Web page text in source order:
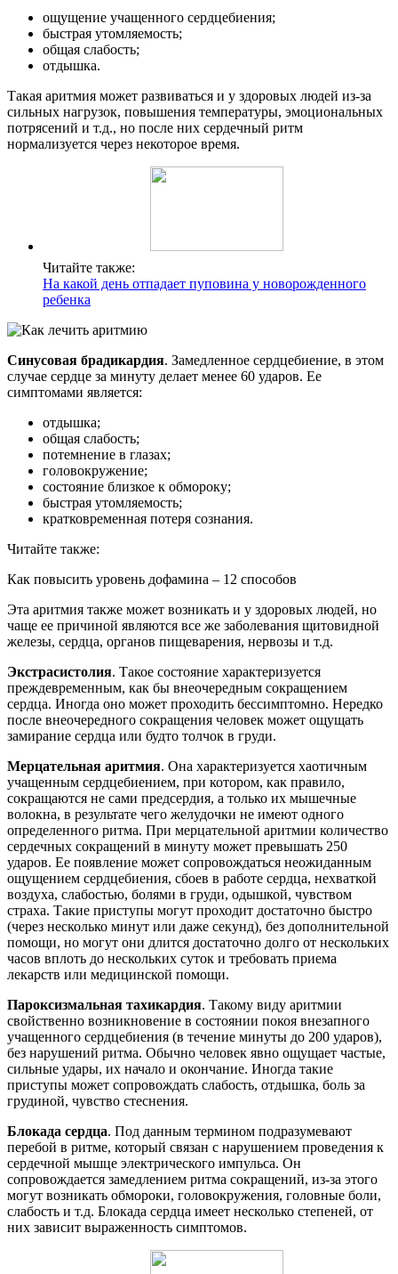
ощущение учащенного сердцебиения;
быстрая утомляемость;
общая слабость;
отдышка.
Такая аритмия может развиваться и у здоровых людей из-за
сильных нагрузок, повышения температуры, эмоциональных
потрясений и т.д., но после них сердечный ритм
нормализуется через некоторое время.
Читайте также:
На какой день отпадает пуповина у новорожденного
ребенка
Синусовая брадикардия. Замедленное сердцебиение, в этом
случае сердце за минуту делает менее 60 ударов. Ее
симптомами является:
отдышка;
общая слабость;
потемнение в глазах;
головокружение;
состояние близкое к обмороку;
быстрая утомляемость;
кратковременная потеря сознания.
Читайте также:
Как повысить уровень дофамина – 12 способов
Эта аритмия также может возникать и у здоровых людей, но
чаще ее причиной являются все же заболевания щитовидной
железы, сердца, органов пищеварения, нервозы и т.д.
Экстрасистолия. Такое состояние характеризуется
преждевременным, как бы внеочередным сокращением
сердца. Иногда оно может проходить бессимптомно. Нередко
после внеочередного сокращения человек может ощущать
замирание сердца или будто толчок в груди.
Мерцательная аритмия. Она характеризуется хаотичным
учащенным сердцебиением, при котором, как правило,
сокращаются не сами предсердия, а только их мышечные
волокна, в результате чего желудочки не имеют одного
определенного ритма. При мерцательной аритмии количество
сердечных сокращений в минуту может превышать 250
ударов. Ее появление может сопровождаться неожиданным
ощущением сердцебиения, сбоев в работе сердца, нехваткой
воздуха, слабостью, болями в груди, одышкой, чувством
страха. Такие приступы могут проходит достаточно быстро
(через несколько минут или даже секунд), без дополнительной
помощи, но могут они длится достаточно долго от нескольких
часов вплоть до нескольких суток и требовать приема
лекарств или медицинской помощи.
Пароксизмальная тахикардия. Такому виду аритмии
свойственно возникновение в состоянии покоя внезапного
учащенного сердцебиения (в течение минуты до 200 ударов),
без нарушений ритма. Обычно человек явно ощущает частые,
сильные удары, их начало и окончание. Иногда такие
приступы может сопровождать слабость, отдышка, боль за
грудиной, чувство стеснения.
Блокада сердца. Под данным термином подразумевают
перебой в ритме, который связан с нарушением проведения к
сердечной мышце электрического импульса. Он
сопровождается замедлением ритма сокращений, из-за этого
могут возникать обмороки, головокружения, головные боли,
слабость и т.д. Блокада сердца имеет несколько степеней, от
них зависит выраженность симптомов.